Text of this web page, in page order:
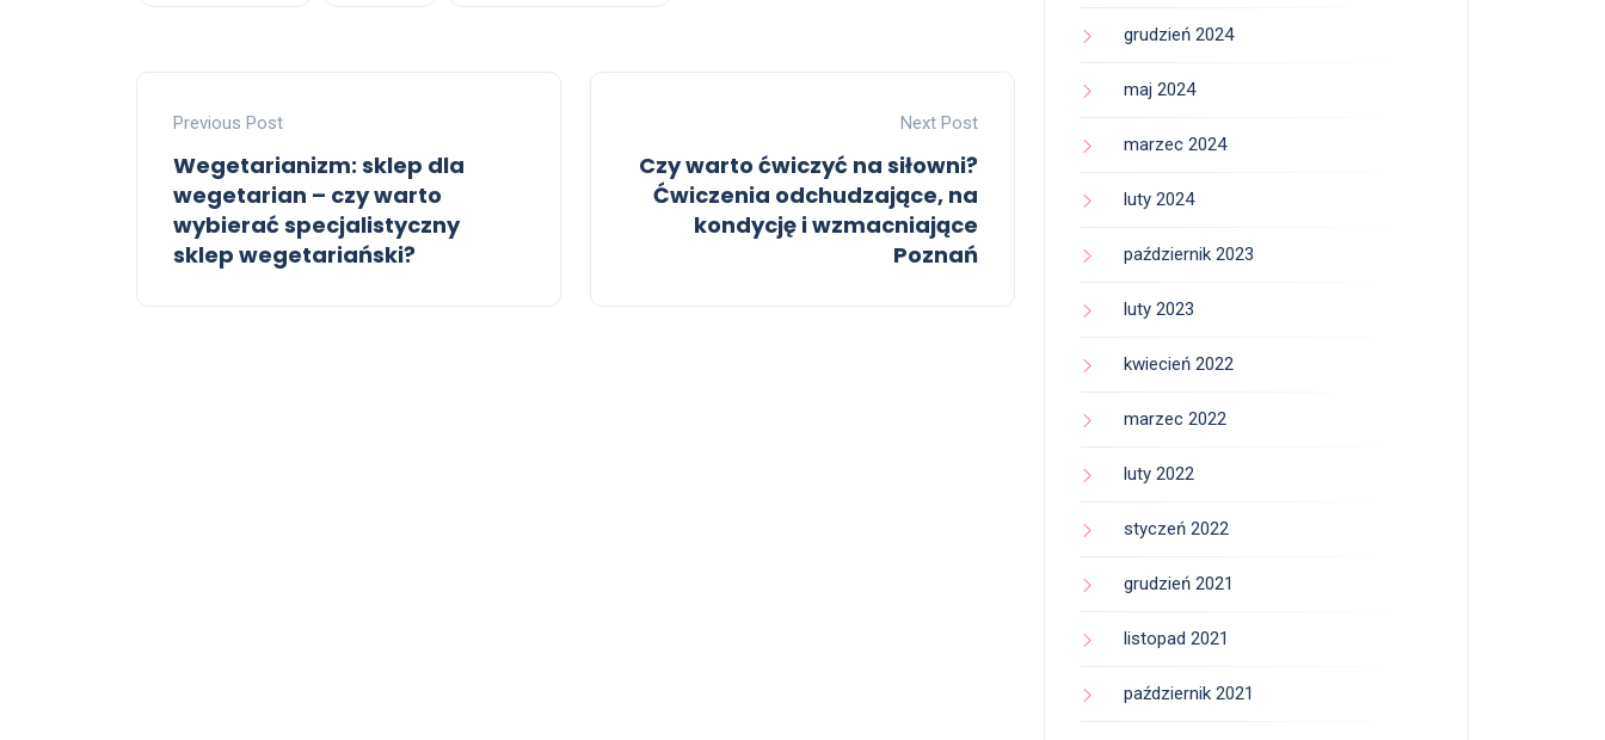
Previous Post
Wegetarianizm: sklep dla
wegetarian – czy warto
wybierać specjalistyczny
sklep wegetariański?
Next Post
Czy warto ćwiczyć na siłowni?
Ćwiczenia odchudzające, na
kondycję i wzmacniające
Poznań
grudzień 2024
maj 2024
marzec 2024
luty 2024
październik 2023
luty 2023
kwiecień 2022
marzec 2022
luty 2022
styczeń 2022
grudzień 2021
listopad 2021
październik 2021